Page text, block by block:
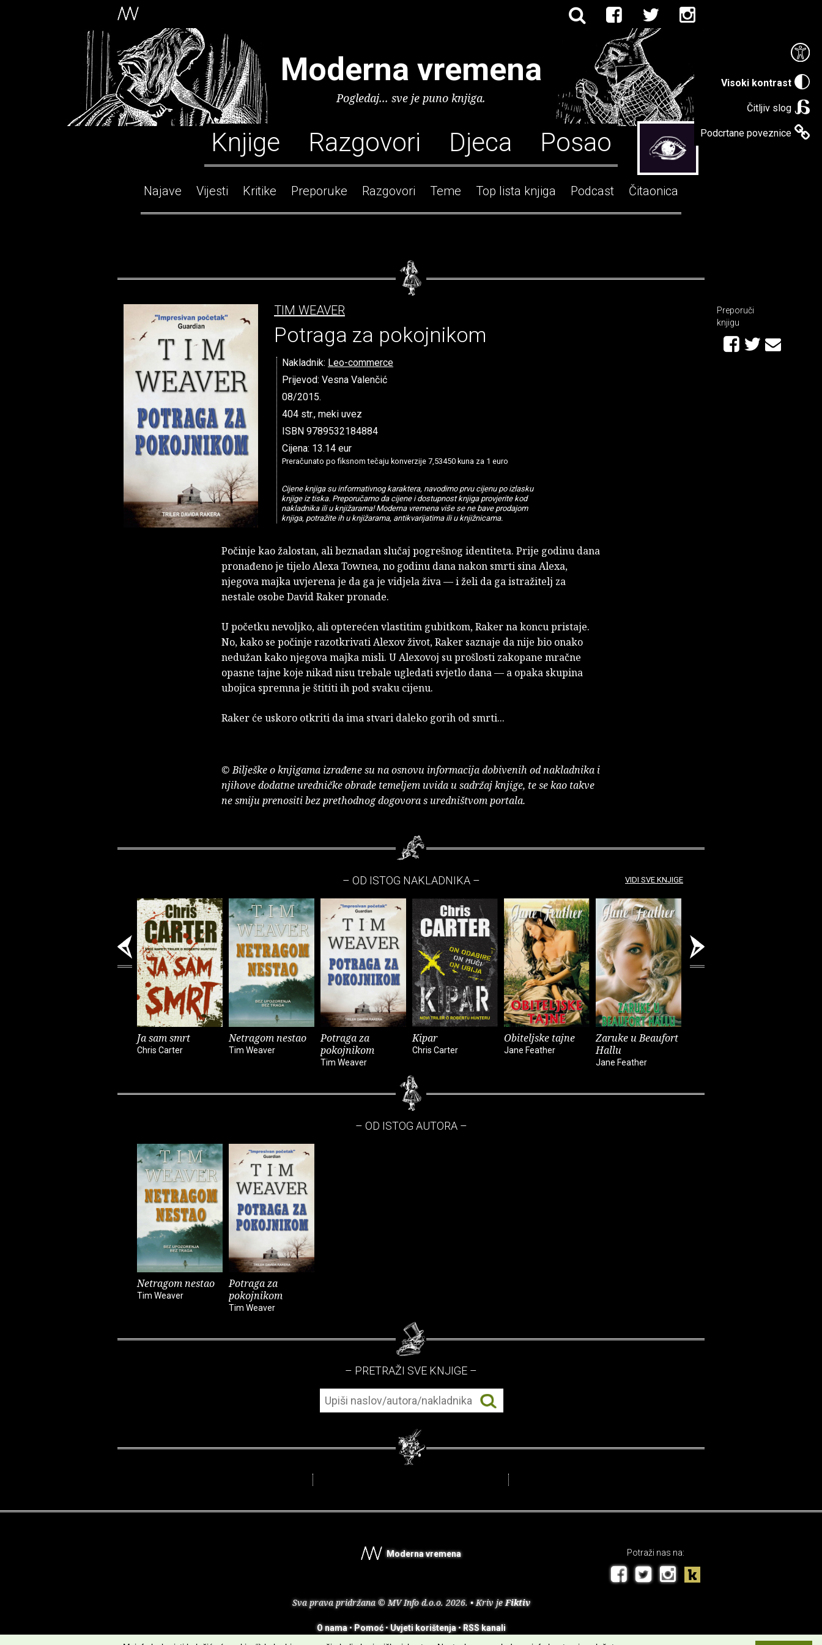
Visoki kontrast
Čitljiv slog
Podcrtane poveznice
Moderna vremena
Pogledaj... sve je puno knjiga.
Knjige Razgovori Djeca Posao
Najave Vijesti Kritike Preporuke Razgovori Teme Top lista knjiga Podcast Čitaonica
TIM WEAVER
Potraga za pokojnikom
Nakladnik: Leo-commerce
Prijevod: Vesna Valenčić
08/2015.
404 str., meki uvez
ISBN 9789532184884
Cijena: 13.14 eur
Preračunato po fiksnom tečaju konverzije 7,53450 kuna za 1 euro
Cijene knjiga su informativnog karaktera, navodimo prvu cijenu po izlasku
knjige iz tiska. Preporučamo da cijene i dostupnost knjiga provjerite kod
nakladnika ili u knjižarama! Moderna vremena više se ne bave prodajom
knjiga, potražite ih u knjižarama, antikvarijatima ili u knjižnicama.
Počinje kao žalostan, ali beznadan slučaj pogrešnog identiteta. Prije godinu dana
pronađeno je tijelo Alexa Townea, no godinu dana nakon smrti sina Alexa,
njegova majka uvjerena je da ga je vidjela živa — i želi da ga istražitelj za
nestale osobe David Raker pronade.
U početku nevoljko, ali opterećen vlastitim gubitkom, Raker na koncu pristaje.
No, kako se počinje razotkrivati Alexov život, Raker saznaje da nije bio onako
nedužan kako njegova majka misli. U Alexovoj su prošlosti zakopane mračne
opasne tajne koje nikad nisu trebale ugledati svjetlo dana — a opaka skupina
ubojica spremna je štititi ih pod svaku cijenu.
Raker će uskoro otkriti da ima stvari daleko gorih od smrti...
© Bilješke o knjigama izrađene su na osnovu informacija dobivenih od nakladnika i
njihove dodatne uredničke obrade temeljem uvida u sadržaj knjige, te se kao takve
ne smiju prenositi bez prethodnog dogovora s uredništvom portala.
Preporuči
knjigu
– OD ISTOG NAKLADNIKA –
Ja sam smrt
Chris Carter
Netragom nestao
Tim Weaver
Potraga za
pokojnikom
Tim Weaver
Kipar
Chris Carter
Obiteljske tajne
Jane Feather
Zaruke u Beaufort
Hallu
Jane Feather
VIDI SVE KNJIGE
– OD ISTOG AUTORA –
Netragom nestao
Tim Weaver
Potraga za
pokojnikom
Tim Weaver
– PRETRAŽI SVE KNJIGE –
Moderna vremena
Sva prava pridržana © MV Info d.o.o. 2026. • Kriv jeFiktiv
O nama•Pomoć•Uvjeti korištenja•RSS kanali
Potraži nas na: